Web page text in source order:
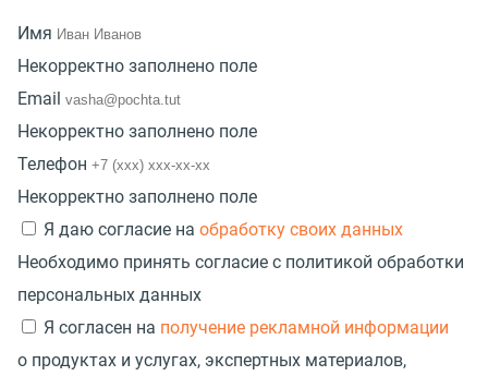
Имя
Некорректно заполнено поле
Email
Некорректно заполнено поле
Телефон
Некорректно заполнено поле
Я даю согласие на обработку своих данных
Необходимо принять согласие с политикой обработки
персональных данных
Я согласен на получение рекламной информации
о продуктах и услугах, экспертных материалов,